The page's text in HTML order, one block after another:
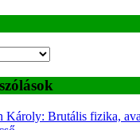
Károly: Brutális fizika,